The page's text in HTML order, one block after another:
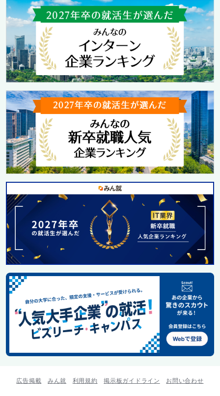
広告掲載 みん就 利用規約 掲示板ガイドライン お問い合わせ